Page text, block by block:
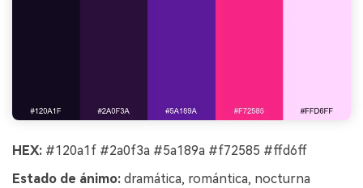
HEX: #120a1f #2a0f3a #5a189a #f72585 #ffd6ff
Estado de ánimo: dramática, romántica, nocturna